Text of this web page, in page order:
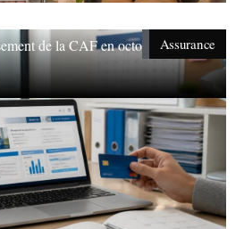
Assurance
de la CAF en octobre : ce